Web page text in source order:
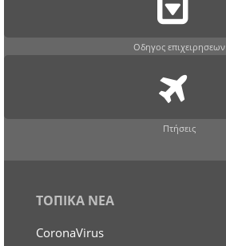
Οδηγος επιχειρησεων
Πτήσεις
ΤΟΠΙΚΑ ΝΕΑ
CoronaVirus